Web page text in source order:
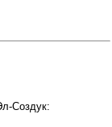
Создук: